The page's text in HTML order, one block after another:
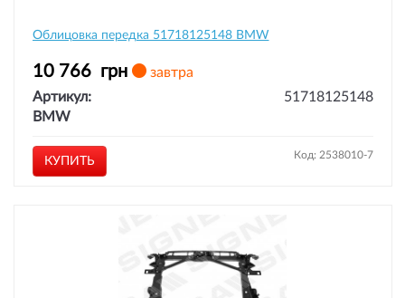
Облицовка передка 51718125148 BMW
10 766 грн
завтра
Артикул:
51718125148
BMW
КУПИТЬ Код: 2538010-7